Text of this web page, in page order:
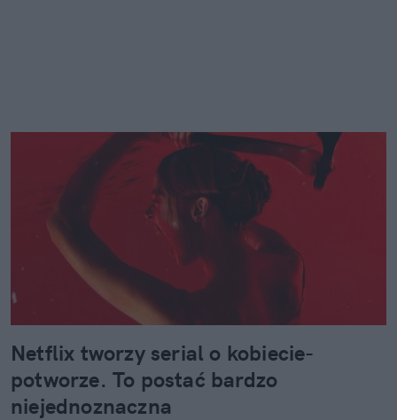
Netflix tworzy serial o kobiecie-
potworze. To postać bardzo
niejednoznaczna